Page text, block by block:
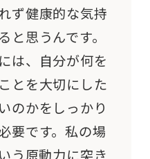
ず健康的な気持
と思うんです。
は、自分が何を
とを大切にした
のかをしっかり
要です。私の場
う原動力に突き